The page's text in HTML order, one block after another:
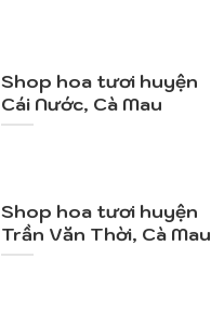
Shop hoa tươi huyện
Cái Nước, Cà Mau
Shop hoa tươi huyện
Trần Văn Thời, Cà Mau